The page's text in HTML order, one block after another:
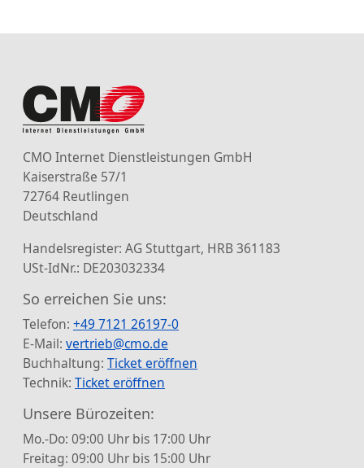
CMO Internet Dienstleistungen GmbH
Kaiserstraße 57/1
72764 Reutlingen
Deutschland
Handelsregister: AG Stuttgart, HRB 361183
USt-IdNr.: DE203032334
So erreichen Sie uns:
Telefon: +49 7121 26197-0
E-Mail: vertrieb@cmo.de
Buchhaltung: Ticket eröffnen
Technik: Ticket eröffnen
Unsere Bürozeiten:
Mo.-Do: 09:00 Uhr bis 17:00 Uhr
Freitag: 09:00 Uhr bis 15:00 Uhr